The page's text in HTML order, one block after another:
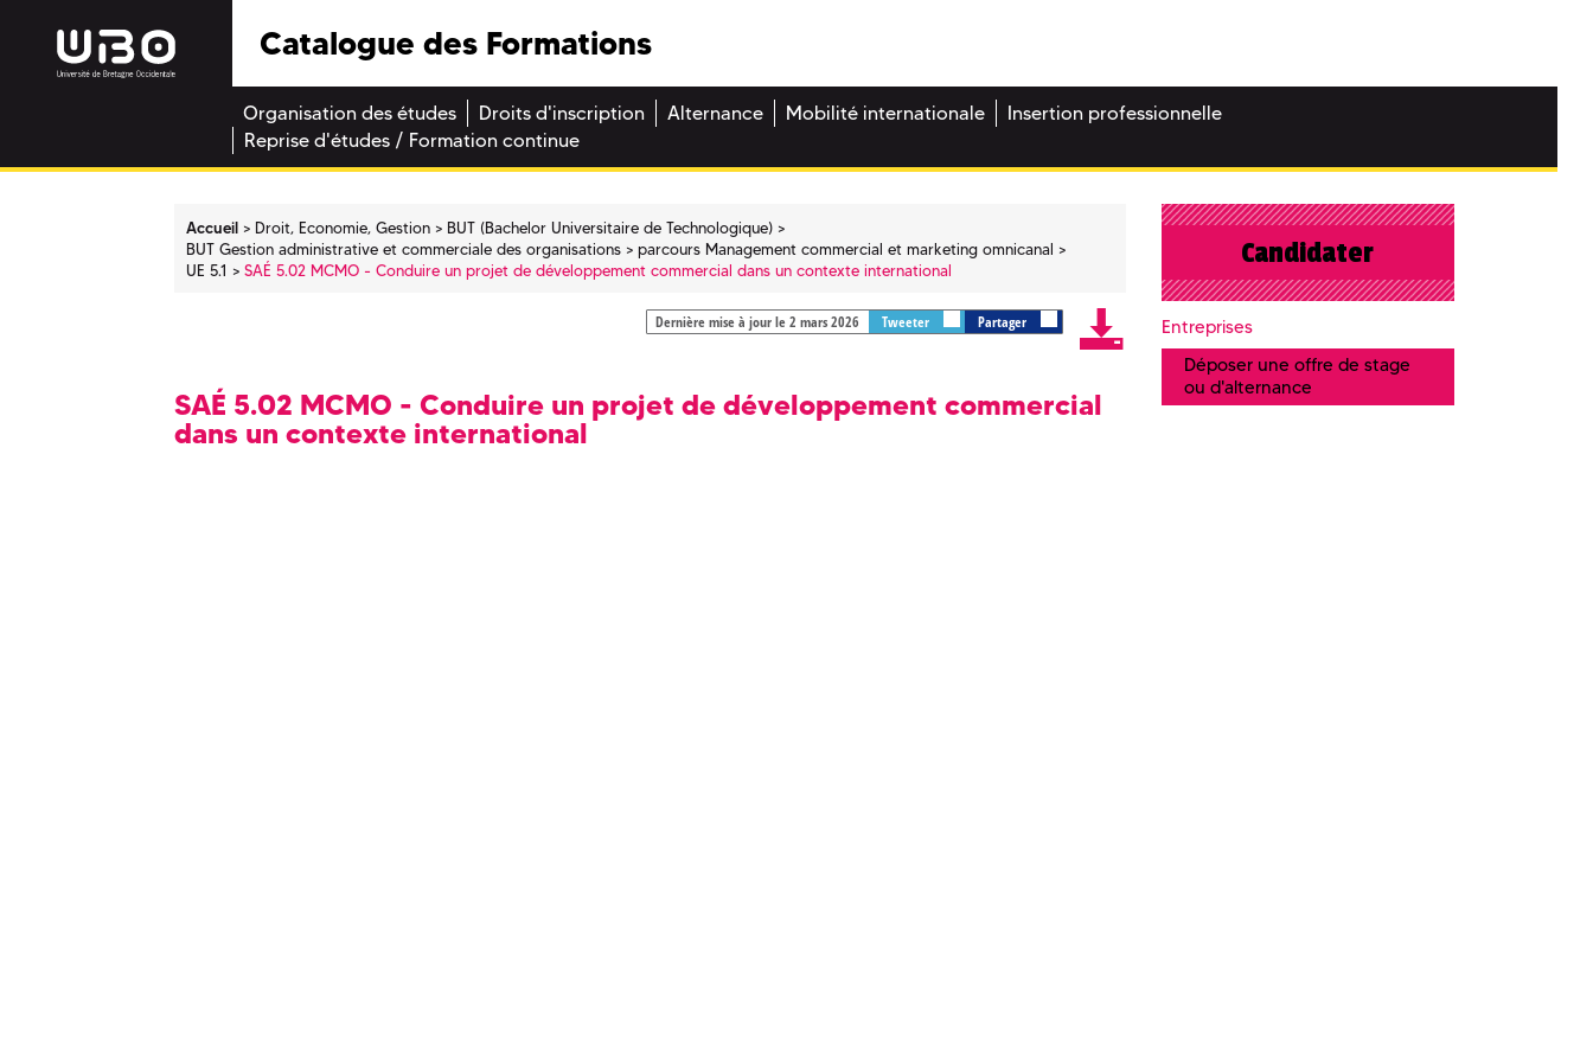
Catalogue des Formations
Organisation des études Droits d'inscription Alternance Mobilité internationale
Insertion professionnelle
Reprise d'études / Formation continue
Accueil Droit, Economie, Gestion
BUT (Bachelor Universitaire de Technologique)
BUT Gestion administrative et commerciale des organisations
parcours Management commercial et marketing omnicanal
UE 5.1
SAÉ 5.02 MCMO - Conduire un projet de développement commercial dans un contexte international
Dernière mise à jour le 2 mars 2026 Tweeter Partager
SAÉ 5.02 MCMO - Conduire un projet de développement commercial
dans un contexte international
Candidater
Entreprises
Déposer une offre de stage
ou d'alternance